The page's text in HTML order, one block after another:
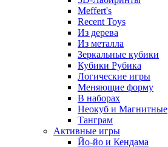
Meffert's
Recent Toys
Из дерева
Из металла
Зеркальные кубики
Кубики Рубика
Логические игры
Меняющие форму
В наборах
Неокуб и Магнитные
Танграм
Активные игры
Йо-йо и Кендама